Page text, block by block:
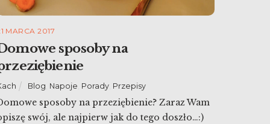
MARCA 2017
sposoby na
Blog Napoje Porady Przepisy
sposoby na przeziębienie? Zaraz Wam
swój, ale najpierw jak do tego doszło…:)